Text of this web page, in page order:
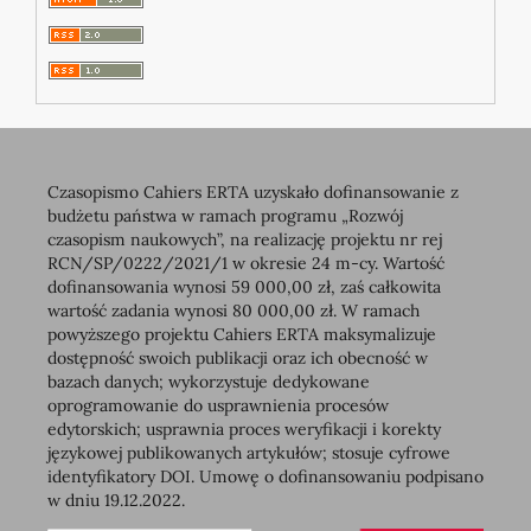
Czasopismo Cahiers ERTA uzyskało dofinansowanie z
budżetu państwa w ramach programu „Rozwój
czasopism naukowych”, na realizację projektu nr rej
RCN/SP/0222/2021/1 w okresie 24 m-cy. Wartość
dofinansowania wynosi 59 000,00 zł, zaś całkowita
wartość zadania wynosi 80 000,00 zł. W ramach
powyższego projektu Cahiers ERTA maksymalizuje
dostępność swoich publikacji oraz ich obecność w
bazach danych; wykorzystuje dedykowane
oprogramowanie do usprawnienia procesów
edytorskich; usprawnia proces weryfikacji i korekty
językowej publikowanych artykułów; stosuje cyfrowe
identyfikatory DOI. Umowę o dofinansowaniu podpisano
w dniu 19.12.2022.